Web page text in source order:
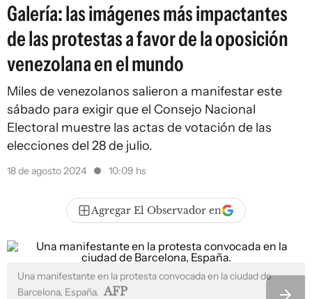
Galería: las imágenes más impactantes
de las protestas a favor de la oposición
venezolana en el mundo
Miles de venezolanos salieron a manifestar este
sábado para exigir que el Consejo Nacional
Electoral muestre las actas de votación de las
elecciones del 28 de julio.
18 de agosto 2024 10:09 hs
Agregar El Observador en
Una manifestante en la protesta convocada en la ciudad de
Barcelona, España. AFP